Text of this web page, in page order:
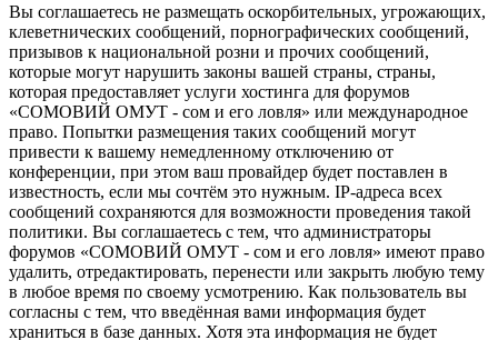
Вы соглашаетесь не размещать оскорбительных, угрожающих,
клеветнических сообщений, порнографических сообщений,
призывов к национальной розни и прочих сообщений,
которые могут нарушить законы вашей страны, страны,
которая предоставляет услуги хостинга для форумов
«СОМОВИЙ ОМУТ - сом и его ловля» или международное
право. Попытки размещения таких сообщений могут
привести к вашему немедленному отключению от
конференции, при этом ваш провайдер будет поставлен в
известность, если мы сочтём это нужным. IP-адреса всех
сообщений сохраняются для возможности проведения такой
политики. Вы соглашаетесь с тем, что администраторы
форумов «СОМОВИЙ ОМУТ - сом и его ловля» имеют право
удалить, отредактировать, перенести или закрыть любую тему
в любое время по своему усмотрению. Как пользователь вы
согласны с тем, что введённая вами информация будет
храниться в базе данных. Хотя эта информация не будет